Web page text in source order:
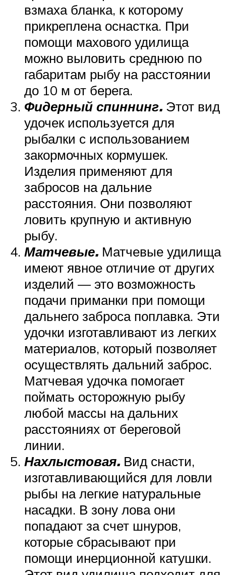
взмаха бланка, к которому
прикреплена оснастка. При
помощи махового удилища
можно выловить среднюю по
габаритам рыбу на расстоянии
до 10 м от берега.
Фидерный спиннинг. Этот вид
удочек используется для
рыбалки с использованием
закормочных кормушек.
Изделия применяют для
забросов на дальние
расстояния. Они позволяют
ловить крупную и активную
рыбу.
Матчевые. Матчевые удилища
имеют явное отличие от других
изделий — это возможность
подачи приманки при помощи
дальнего заброса поплавка. Эти
удочки изготавливают из легких
материалов, который позволяет
осуществлять дальний заброс.
Матчевая удочка помогает
поймать осторожную рыбу
любой массы на дальних
расстояниях от береговой
линии.
Нахлыстовая. Вид снасти,
изготавливающийся для ловли
рыбы на легкие натуральные
насадки. В зону лова они
попадают за счет шнуров,
которые сбрасывают при
помощи инерционной катушки.